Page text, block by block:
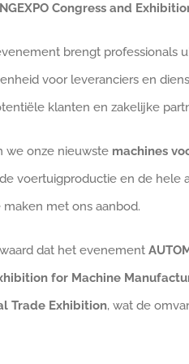
Congress and
brengt professionals
voor leveranciers en
klanten en zakelijke
we onze nieuwste machines
voertuigproductie en de
met ons aanbod.
dat het evenement
for Machine
Trade Exhibition, wat de